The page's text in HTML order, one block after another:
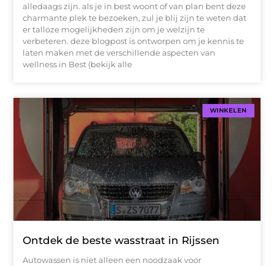
alledaags zijn. als je in best woont of van plan bent deze
charmante plek te bezoeken, zul je blij zijn te weten dat
er talloze mogelijkheden zijn om je welzijn te
verbeteren. deze blogpost is ontworpen om je kennis te
laten maken met de verschillende aspecten van
wellness in Best (bekijk alle
WINKELEN
Ontdek de beste wasstraat in Rijssen
Autowassen is niet alleen een noodzaak voor